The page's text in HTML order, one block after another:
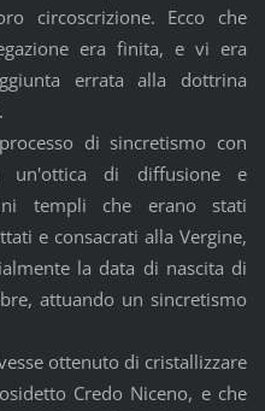
circoscrizione. Ecco che
era finita, e vi era
errata alla dottrina
di sincretismo con
un'ottica di diffusione e
templi che erano stati
e consacrati alla Vergine,
la data di nascita di
attuando un sincretismo
ottenuto di cristallizzare
Credo Niceno, e che